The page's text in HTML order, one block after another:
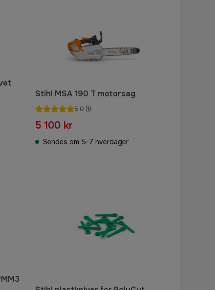
Stihl MSA 190 T motorsag
5.0 (1)
5 100 kr
Sendes om 5-7 hverdager